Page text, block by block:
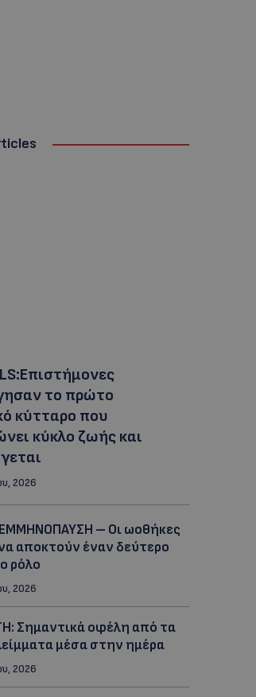
το πρώτο
κύτταρο που
κύκλο ζωής και
2026
– Οι ωοθήκες
αποκτούν έναν δεύτερο
ρόλo
2026
Σημαντικά οφέλη από τα
μέσα στην ημέρα
2026